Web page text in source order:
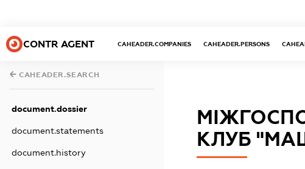
CONTR AGENT CAHEADER.COMPANIES CAHEADER.PERSONS
CAHEADER.SEARCH
document.dossier
document.statements
document.history
КЛУБ